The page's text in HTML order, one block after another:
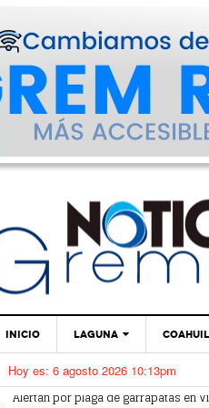
INICIO LAGUNA
TORREÓN
GÓMEZ PALACIO
Hoy es: 6 agosto 2026 10:13pm
Alertan por plaga de garrapatas en